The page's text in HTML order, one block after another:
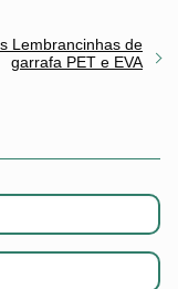
Lembrancinhas de
garrafa PET e EVA